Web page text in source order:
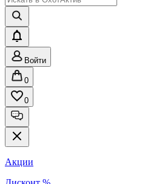
Войти
0
0
Акции